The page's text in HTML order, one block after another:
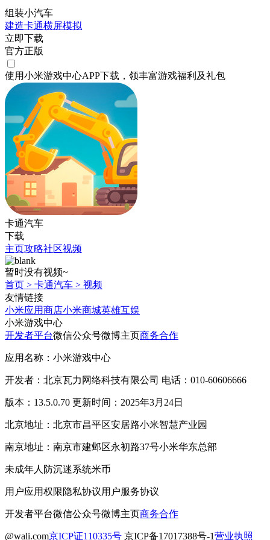
组装小汽车
建造卡通横屏模拟
立即下载
官方正版
使用小米游戏中心APP下载 ，领丰富游戏福利 及礼包
卡通汽车
下载
主页攻略社区视频
暂时没有视频~
首页 > 卡通汽车 > 视频
友情链接
小米应用商店小米商城英雄互娱
小米游戏中心
开发者平台微信公众号微博主页商务合作
应用名称：小米游戏中心
开发者：北京瓦力网络科技有限公司 电话：010-60606666
版本：13.5.0.70 更新时间：2025年3月24日
北京地址：北京市昌平区安居路小米智慧产业园
南京地址：南京市建邺区永初路37号小米华东总部
未成年人防沉迷系统米币
用户应用权限隐私协议用户服务协议
开发者平台微信公众号微博主页商务合作
@wali.com京ICP证110335号 京ICP备17017388号-1营业执照